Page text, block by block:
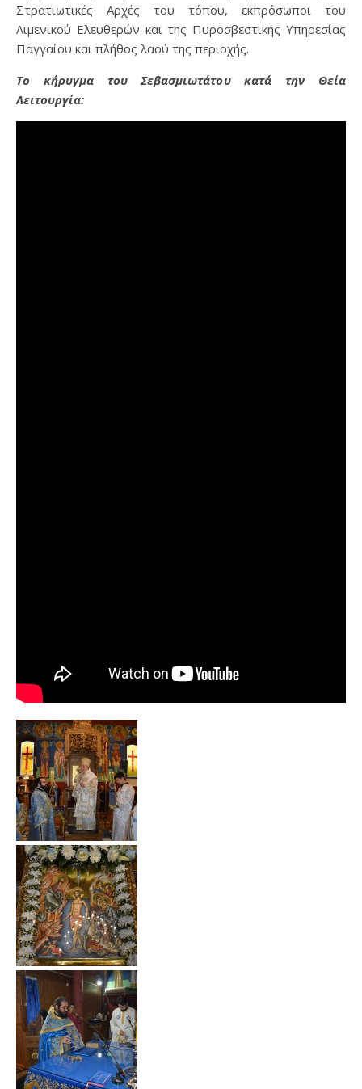
Στρατιωτικές Αρχές του τόπου, εκπρόσωποι του
Λιμενικού Ελευθερών και της Πυροσβεστικής Υπηρεσίας
Παγγαίου και πλήθος λαού της περιοχής.
Το κήρυγμα του Σεβασμιωτάτου κατά την Θεία
Λειτουργία: